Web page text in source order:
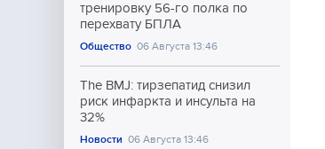
тренировку 56-го полка по
перехвату БПЛА
Общество 06 Августа 13:46
The BMJ: тирзепатид снизил
риск инфаркта и инсульта на
32%
Новости 06 Августа 13:46